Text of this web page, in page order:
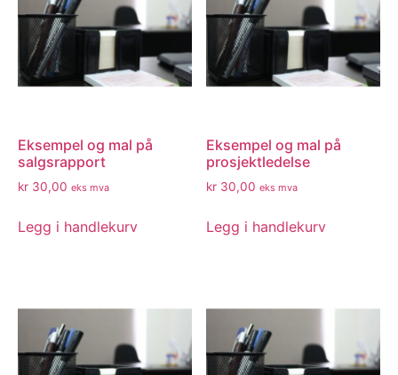
Eksempel og mal på
salgsrapport
kr 30,00 eks mva
Legg i handlekurv
Eksempel og mal på
prosjektledelse
kr 30,00 eks mva
Legg i handlekurv